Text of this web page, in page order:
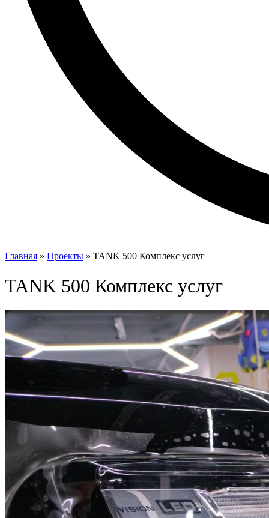
Главная » Проекты » TANK 500 Комплекс услуг
TANK 500 Комплекс услуг